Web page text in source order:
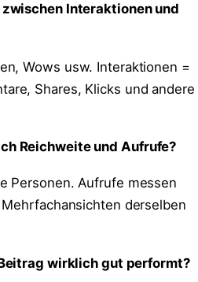
Interaktionen und
Wows usw. Interaktionen =
Shares, Klicks und andere
Reichweite und Aufrufe?
Personen. Aufrufe messen
derselben
wirklich gut performt?